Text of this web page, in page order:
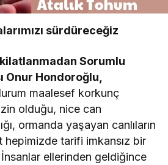
sürdüreceğiz
Sorumlu
Onur Hondoroğlu,
maalesef korkunç
olduğu, nice can
ormanda yaşayan canlıların
tarifi imkansız bir
İnsanlar ellerinden geldiğince